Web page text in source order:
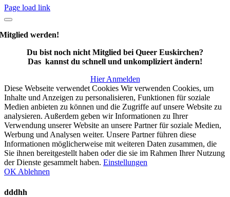
Page load link
Mitglied werden!
Du bist noch nicht Mitglied bei Queer Euskirchen?
Das kannst du schnell und unkompliziert ändern!
Hier Anmelden
Diese Webseite verwendet Cookies Wir verwenden Cookies, um
Inhalte und Anzeigen zu personalisieren, Funktionen für soziale
Medien anbieten zu können und die Zugriffe auf unsere Website zu
analysieren. Außerdem geben wir Informationen zu Ihrer
Verwendung unserer Website an unsere Partner für soziale Medien,
Werbung und Analysen weiter. Unsere Partner führen diese
Informationen möglicherweise mit weiteren Daten zusammen, die
Sie ihnen bereitgestellt haben oder die sie im Rahmen Ihrer Nutzung
der Dienste gesammelt haben. Einstellungen
OK Ablehnen
dddhh